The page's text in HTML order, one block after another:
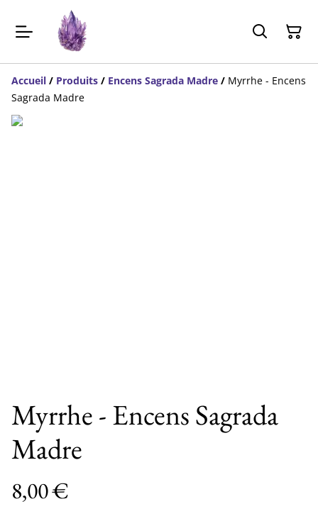
Accueil / Produits / Encens Sagrada Madre / Myrrhe - Encens
Sagrada Madre
Myrrhe - Encens Sagrada
Madre
8,00 €